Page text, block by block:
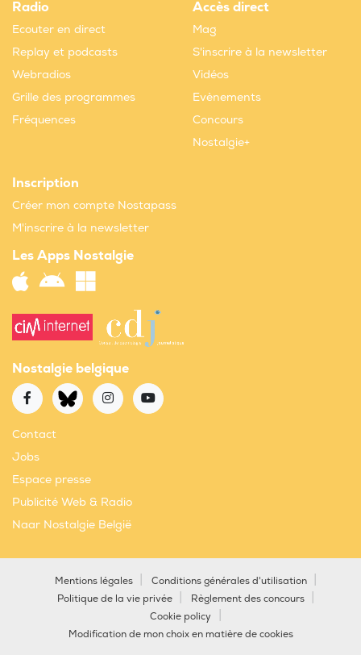
Radio
Ecouter en direct
Replay et podcasts
Webradios
Grille des programmes
Fréquences
Accès direct
Mag
S'inscrire à la newsletter
Vidéos
Evènements
Concours
Nostalgie+
Inscription
Créer mon compte Nostapass
M'inscrire à la newsletter
Les Apps Nostalgie
Nostalgie belgique
Contact
Jobs
Espace presse
Publicité Web & Radio
Naar Nostalgie België
Mentions légales
Conditions générales d'utilisation
Politique de la vie privée
Règlement des concours
Cookie policy
Modification de mon choix en matière de cookies